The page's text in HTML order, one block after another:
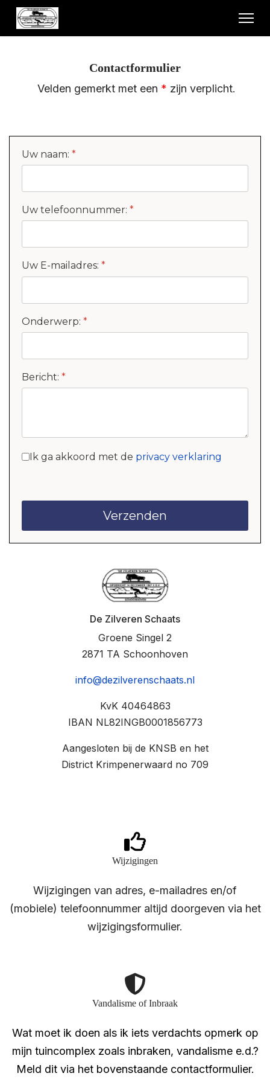
Contactformulier
Velden gemerkt met een * zijn verplicht.
Uw naam: *
Uw telefoonnummer: *
Uw E-mailadres: *
Onderwerp: *
Bericht: *
Ik ga akkoord met de privacy verklaring
Verzenden
De Zilveren Schaats
Groene Singel 2
2871 TA Schoonhoven
info@dezilverenschaats.nl
KvK 40464863
IBAN NL82INGB0001856773
Aangesloten bij de KNSB en het
District Krimpenerwaard no 709
Wijzigingen
Wijzigingen van adres, e-mailadres en/of
(mobiele) telefoonnummer altijd doorgeven via het
wijzigingsformulier.
Vandalisme of Inbraak
Wat moet ik doen als ik iets verdachts opmerk op
mijn tuincomplex zoals inbraken, vandalisme e.d.?
Meld dit via het bovenstaande contactformulier.